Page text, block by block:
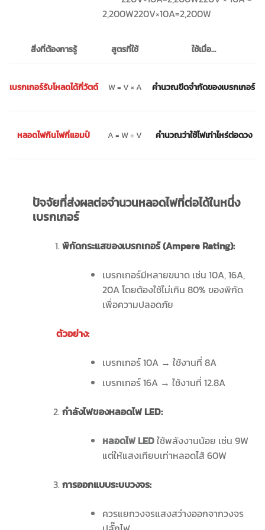
2,200W220V×10A=2,200W
สิ่งที่ต้องการรู้ สูตรที่ใช้ ใช้เมื่อ…
เบรกเกอร์รับโหลดได้กี่วัตต์ W = V × A คำนวณขีดจำกัดของเบรกเกอร์
หลอดไฟกินไฟกี่แอมป์ A = W ÷ V คำนวณว่าใช้ไฟเท่าไหร่ต่อดวง
ปัจจัยที่ส่งผลต่อจำนวนหลอดไฟที่ต่อได้ในหนึ่ง
เบรกเกอร์
พิกัดกระแสของเบรกเกอร์ (Ampere Rating):
เบรกเกอร์มีหลายขนาด เช่น 10A, 16A,
20A โดยต้องใช้ไม่เกิน 80% ของพิกัด
เพื่อความปลอดภัย
ตัวอย่าง:
เบรกเกอร์ 10A → ใช้งานที่ 8A
เบรกเกอร์ 16A → ใช้งานที่ 12.8A
กำลังไฟของหลอดไฟLED:
หลอดไฟ LEDใช้พลังงานน้อย เช่น 9W
แต่ให้แสงเทียบเท่าหลอดไส้ 60W
การออกแบบระบบวงจร:
ควรแยกวงจรแสงสว่างออกจากวงจร